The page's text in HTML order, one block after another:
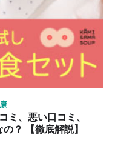
ミ、悪い口コミ、
？ 【徹底解説】